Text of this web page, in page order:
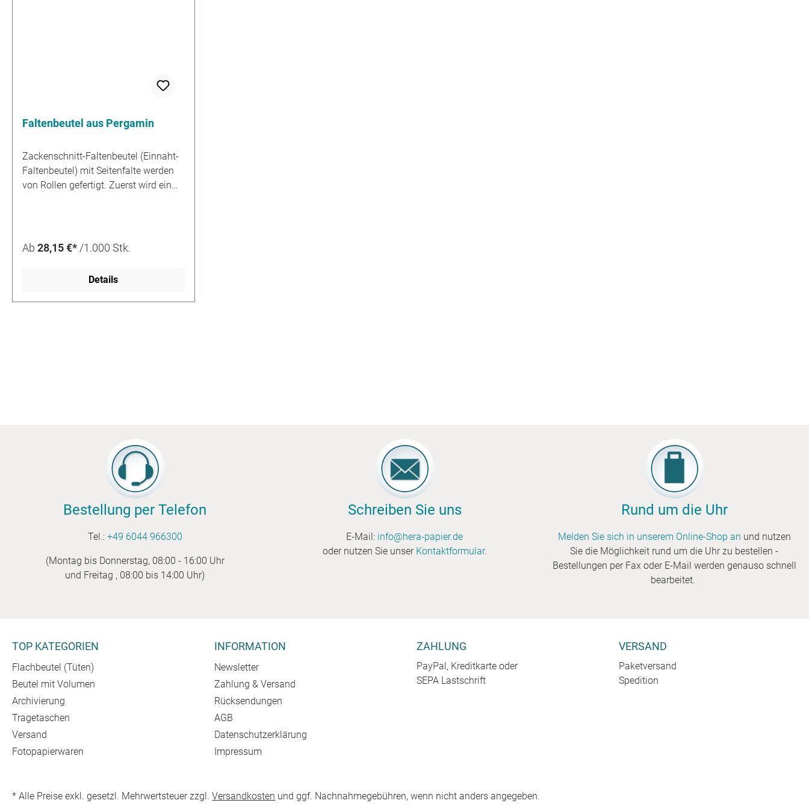
Faltenbeutel aus Pergamin
Zackenschnitt-Faltenbeutel (Einnaht-
Faltenbeutel) mit Seitenfalte werden
von Rollen gefertigt. Zuerst wird ein
mit einem kurzen Vorstoß möglich.
Durch die Schneidtechnik der
mehr oder weniger gezackt. Auf der
Rückseite der Beutel sieht man
60 x 80 mm bis ca. 400 x 600 mm.
Flexodruck mit bis zu 4 Farben
möglich, auch bis an den
Rand. Weitere Bezeichnung:
Seitenfaltenbeutel, Einnaht-
Faltenbeutel, aus Pergamin:
Butterbrottüten, Brotzeittüten
Ab 28,15 €* /1.000 Stk.
Details
Bestellung per Telefon
Tel.: +49 6044 966300
(Montag bis Donnerstag, 08:00 - 16:00 Uhr
und Freitag , 08:00 bis 14:00 Uhr)
Schreiben Sie uns
E-Mail: info@hera-papier.de
oder nutzen Sie unser Kontaktformular.
Rund um die Uhr
Melden Sie sich in unserem Online-Shop an und nutzen
Sie die Möglichkeit rund um die Uhr zu bestellen -
Bestellungen per Fax oder E-Mail werden genauso schnell
bearbeitet.
TOP KATEGORIEN
Flachbeutel (Tüten)
Beutel mit Volumen
Archivierung
Tragetaschen
Versand
Fotopapierwaren
INFORMATION
Newsletter
Zahlung & Versand
Rücksendungen
AGB
Datenschutzerklärung
Impressum
ZAHLUNG
PayPal, Kreditkarte oder
SEPA Lastschrift
VERSAND
Paketversand
Spedition
* Alle Preise exkl. gesetzl. Mehrwertsteuer zzgl. Versandkosten und ggf. Nachnahmegebühren, wenn nicht anders angegeben.